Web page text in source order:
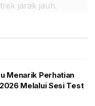
jarak jauh.
Menarik Perhatian
Melalui Sesi Test